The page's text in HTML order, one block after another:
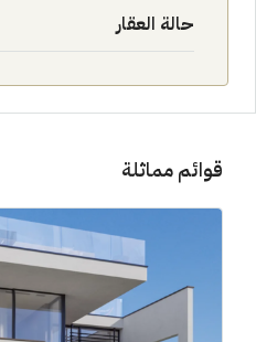
حالة العقار
قوائم مماثلة